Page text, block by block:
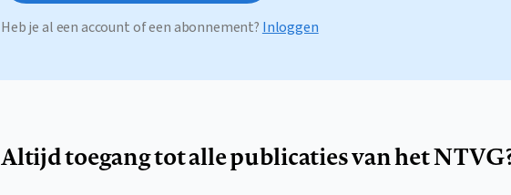
Heb je al een account of een abonnement? Inloggen
Altijd toegang tot alle publicaties van het